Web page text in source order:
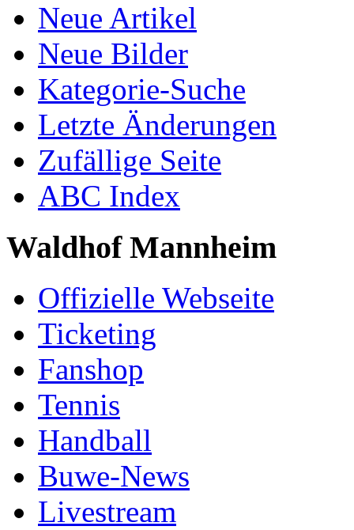
Neue Artikel
Neue Bilder
Kategorie-Suche
Letzte Änderungen
Zufällige Seite
ABC Index
Waldhof Mannheim
Offizielle Webseite
Ticketing
Fanshop
Tennis
Handball
Buwe-News
Livestream